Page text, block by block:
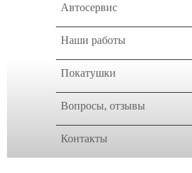
Автосервис
Наши работы
Покатушки
Вопросы, отзывы
Контакты